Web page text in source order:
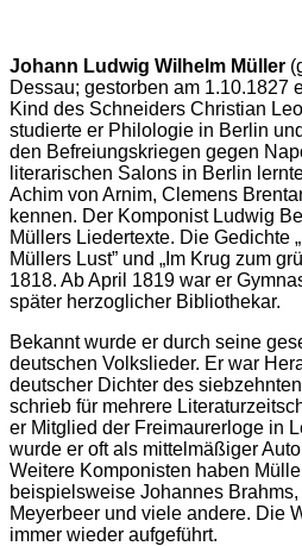
Johann Ludwig Wilhelm Müller
Dessau; gestorben am 1.10.1827
Kind des Schneiders Christian
studierte er Philologie in Berlin
den Befreiungskriegen gegen
literarischen Salons in Berlin
Achim von Arnim, Clemens
kennen. Der Komponist Ludwig
Müllers Liedertexte. Die Gedichte
Müllers Lust” und „Im Krug zum
1818. Ab April 1819 war er
später herzoglicher Bibliothekar.
Bekannt wurde er durch seine
deutschen Volkslieder. Er war
deutscher Dichter des
schrieb für mehrere
er Mitglied der Freimaurerloge in
wurde er oft als mittelmäßiger
Weitere Komponisten haben
beispielsweise Johannes
Meyerbeer und viele andere. Die
immer wieder aufgeführt.